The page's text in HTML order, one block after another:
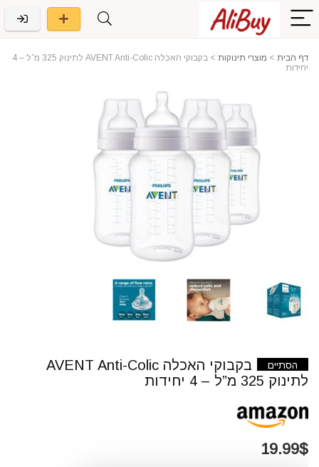
דף הבית > מוצרי תינוקות >
בקבוקי האכלה AVENT Anti-Colic לתינוק 325 מ”ל – 4
יחידות
הסתיים
בקבוקי האכלה AVENT Anti-Colic
לתינוק 325 מ”ל – 4 יחידות
19.99$